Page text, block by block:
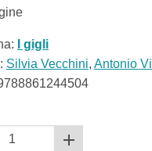
I gigli
Silvia Vecchini, Antonio